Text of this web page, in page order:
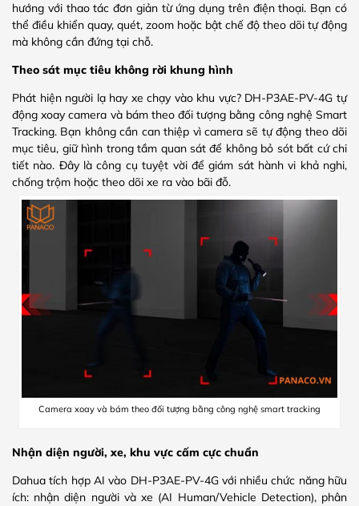
hướng với thao tác đơn giản từ ứng dụng trên điện thoại. Bạn có
thể điều khiển quay, quét, zoom hoặc bật chế độ theo dõi tự động
mà không cần đứng tại chỗ.
Theo sát mục tiêu không rời khung hình
Phát hiện người lạ hay xe chạy vào khu vực? DH-P3AE-PV-4G tự
động xoay camera và bám theo đối tượng bằng công nghệ Smart
Tracking. Bạn không cần can thiệp vì camera sẽ tự động theo dõi
mục tiêu, giữ hình trong tầm quan sát để không bỏ sót bất cứ chi
tiết nào. Đây là công cụ tuyệt vời để giám sát hành vi khả nghi,
chống trộm hoặc theo dõi xe ra vào bãi đỗ.
Camera xoay và bám theo đối tượng bằng công nghệ smart tracking
Nhận diện người, xe, khu vực cấm cực chuẩn
Dahua tích hợp AI vào DH-P3AE-PV-4G với nhiều chức năng hữu
ích: nhận diện người và xe (AI Human/Vehicle Detection), phân